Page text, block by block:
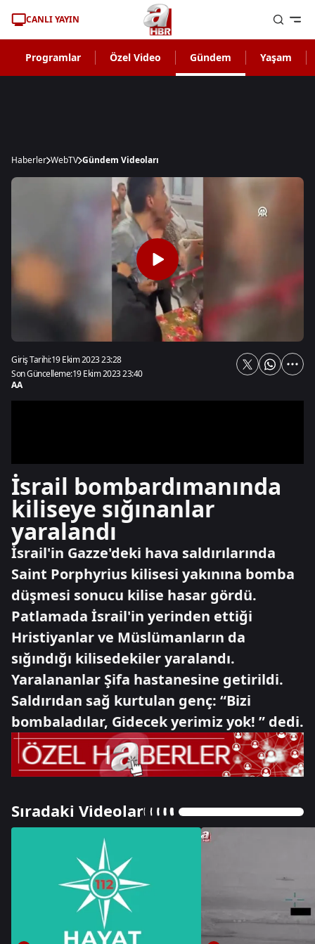
CANLI YAYIN
Programlar Özel Video Gündem Yaşam
Haberler WebTV Gündem Videoları
Giriş Tarihi:19 Ekim 2023 23:28
Son Güncelleme:19 Ekim 2023 23:40
AA
İsrail bombardımanında
kiliseye sığınanlar
yaralandı
İsrail'in Gazze'deki hava saldırılarında
Saint Porphyrius kilisesi yakınına bomba
düşmesi sonucu kilise hasar gördü.
Patlamada İsrail'in yerinden ettiği
Hristiyanlar ve Müslümanların da
sığındığı kilisedekiler yaralandı.
Yaralananlar Şifa hastanesine getirildi.
Saldırıdan sağ kurtulan genç: “Bizi
bombaladılar, Gidecek yerimiz yok! ” dedi.
Sıradaki Videolar